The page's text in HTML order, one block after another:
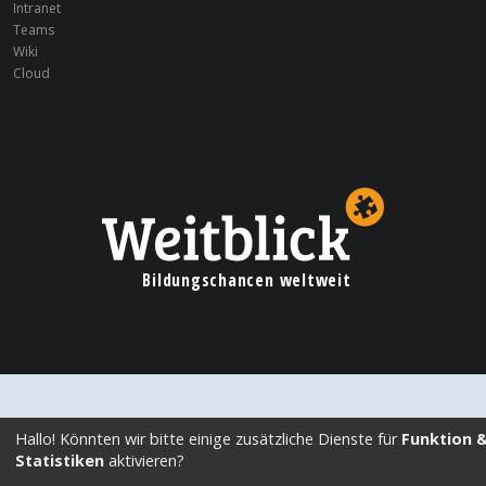
Nachhaltigkeit bei Weitblick?
Intranet
Teams
Wiki
Cloud
Bildungschancen weltweit
Hallo! Könnten wir bitte einige zusätzliche Dienste für Funktion
Statistiken aktivieren?